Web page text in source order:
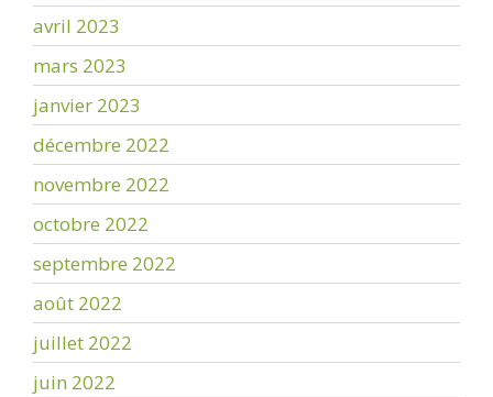
avril 2023
mars 2023
janvier 2023
décembre 2022
novembre 2022
octobre 2022
septembre 2022
août 2022
juillet 2022
juin 2022